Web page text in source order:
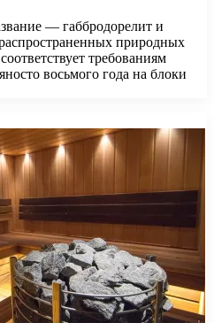
— габбродорелит и
природных
требованиям
восьмого года на блоки